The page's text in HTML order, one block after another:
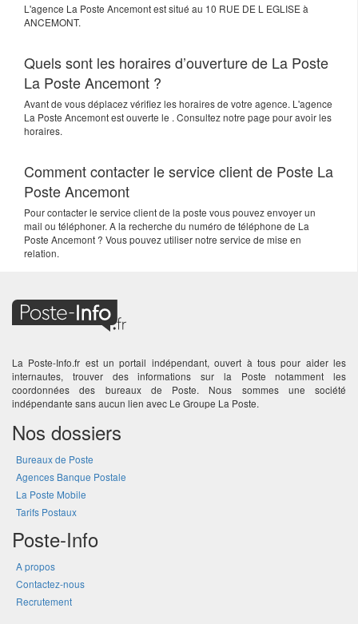
L'agence La Poste Ancemontest situé au 10 RUE DE L EGLISE à
ANCEMONT.
Quels sont les horaires d’ouverture de La Poste
La Poste Ancemont ?
Avant de vous déplacez vérifiez les horaires de votre agence. L'agence
La Poste Ancemont est ouverte le . Consultez notre page pour avoir les
horaires.
Comment contacter le service client de Poste La
Poste Ancemont
Pour contacter le service client de la poste vous pouvez envoyer un
mail ou téléphoner. A la recherche du numéro de téléphone de La
Poste Ancemont ? Vous pouvez utiliser notre service de mise en
relation.
La Poste-Info.fr est un portail indépendant, ouvert à tous pour aider les
internautes, trouver des informations sur la Poste notamment les
coordonnées des bureaux de Poste. Nous sommes une société
indépendante sans aucun lien avec Le Groupe La Poste.
Nos dossiers
Bureaux de Poste
Agences Banque Postale
La Poste Mobile
Tarifs Postaux
Poste-Info
A propos
Contactez-nous
Recrutement